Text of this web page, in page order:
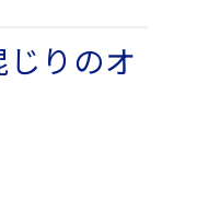
りのオ